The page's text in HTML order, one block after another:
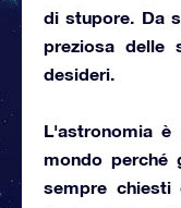
di stupore. Da
preziosa delle
desideri.
L'astronomia
mondo perché
sempre